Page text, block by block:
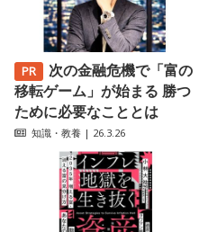
次の金融危機で「富の
移転ゲーム」が始まる 勝つ
ために必要なこととは
知識・教養 | 26.3.26